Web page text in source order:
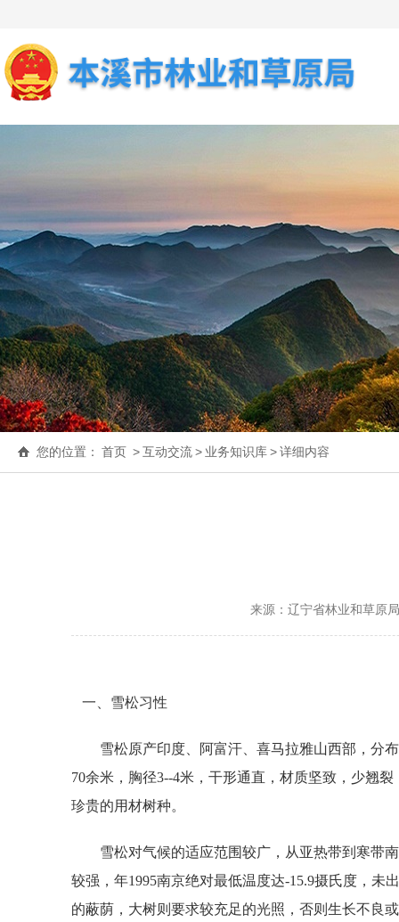
您的位置： 首页 >互动交流> 业务知识库>详细内容
来源：辽宁省林业和草原
一、雪松习性
雪松原产印度、阿富汗、喜马拉雅山西部，分布
70余米，胸径3--4米，干形通直，材质坚致，少翘
珍贵的用材树种。
雪松对气候的适应范围较广，从亚热带到寒带南
较强，年1995南京绝对最低温度达-15.9摄氏度，
的蔽荫，大树则要求较充足的光照，否则生长不良